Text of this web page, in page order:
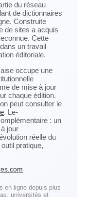
du réseau
de dictionnaires
Construite
de sites a acquis
Cette
un travail
éditoriale.
occupe une
de mise à jour
chaque édition.
peut consulter le
. Le-
: un
jour
réelle du
pratique,
en ligne depuis plus
universités et